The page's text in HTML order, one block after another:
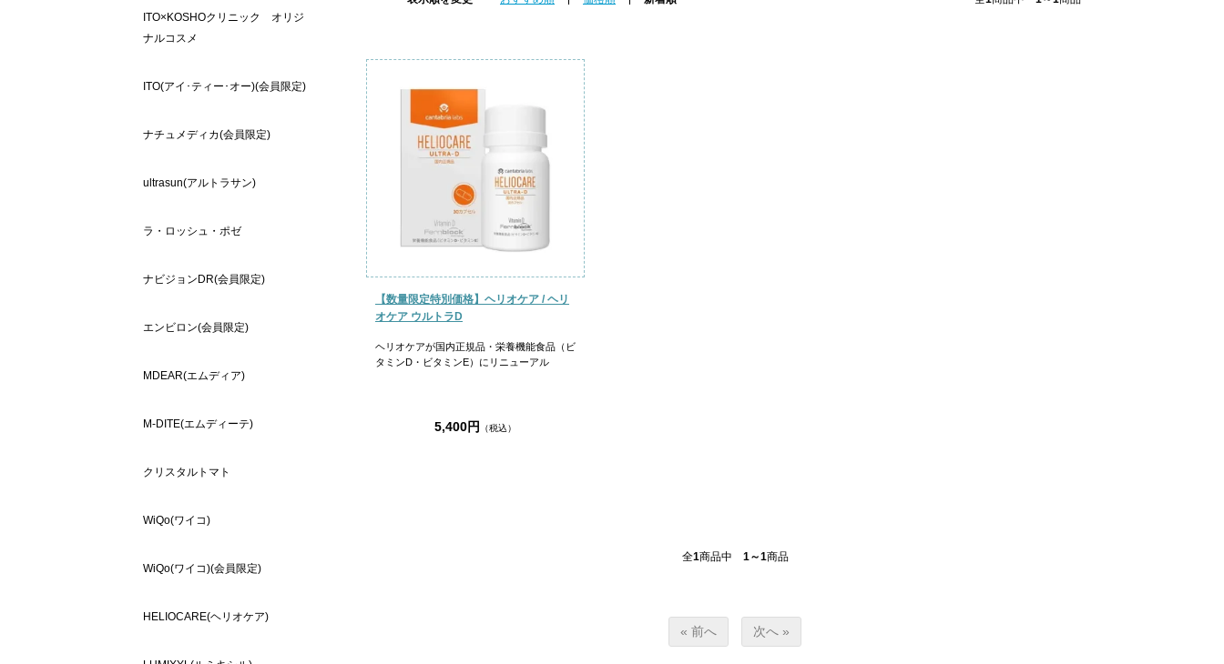
【数量限定特別価格】ヘリオケア / ヘリ
オケア ウルトラD
ヘリオケアが国内正規品・栄養機能食品（ビ
タミンD・ビタミンE）にリニューアル
5,400円 （税込）
全1商品中 1～1商品
« 前へ 次へ »
ITO×KOSHOクリニック オリジ
ナルコスメ
ITO(アイ･ティー･オー)(会員限定)
ナチュメディカ(会員限定)
ultrasun(アルトラサン)
ラ・ロッシュ・ポゼ
ナビジョンDR(会員限定)
エンビロン(会員限定)
MDEAR(エムディア)
M-DITE(エムディーテ)
クリスタルトマト
WiQo(ワイコ)
WiQo(ワイコ)(会員限定)
HELIOCARE(ヘリオケア)